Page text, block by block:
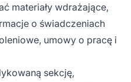
materiały wdrażające,
o świadczeniach
umowy o pracę i
sekcję,